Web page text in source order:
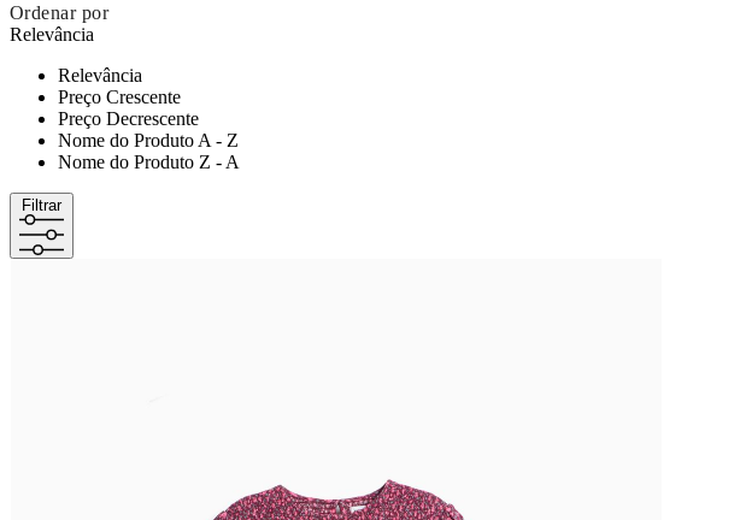
Ordenar por
Relevância
Relevância
Preço Crescente
Preço Decrescente
Nome do Produto A - Z
Nome do Produto Z - A
Filtrar